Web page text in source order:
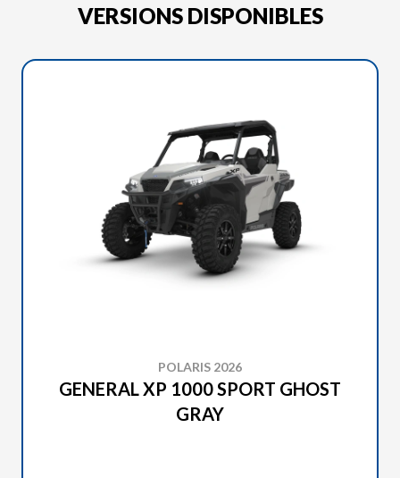
VERSIONS DISPONIBLES
POLARIS 2026
GENERAL XP 1000 SPORT GHOST
GRAY